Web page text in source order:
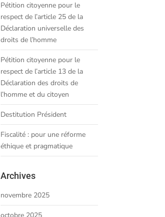
Pétition citoyenne pour le
respect de l’article 25 de la
Déclaration universelle des
droits de l’homme
Pétition citoyenne pour le
respect de l’article 13 de la
Déclaration des droits de
l’homme et du citoyen
Destitution Président
Fiscalité : pour une réforme
éthique et pragmatique
Archives
novembre 2025